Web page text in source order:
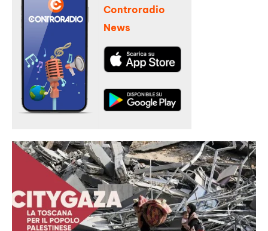
Controradio
News